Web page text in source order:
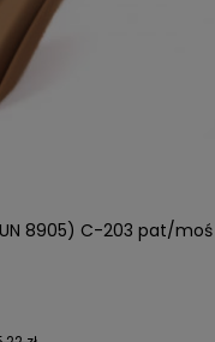
8905) C-203 pat/